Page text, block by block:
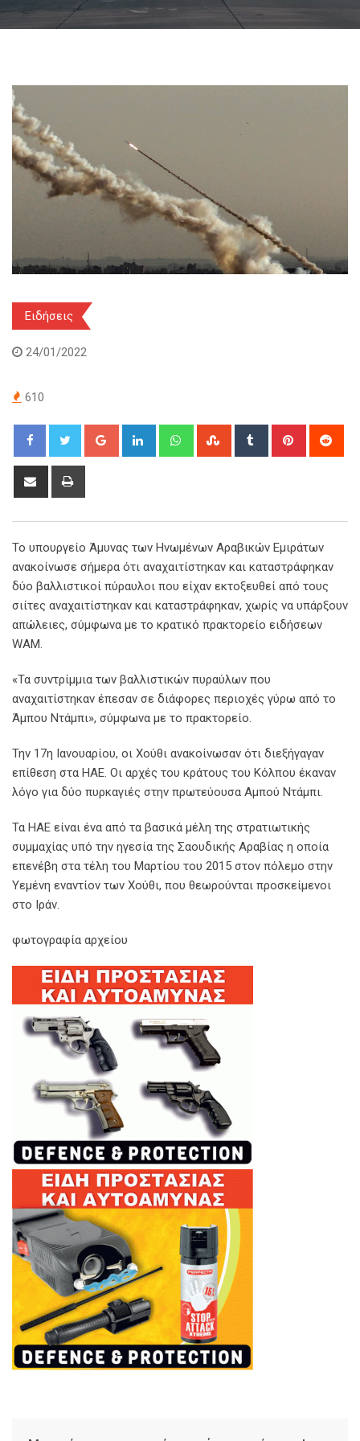
Ειδήσεις
24/01/2022
610
Google+ LinkedIn WhatsappStumbleUpon
Tumblr Pinterest
Share
Το υπουργείο Άμυνας των Ηνωμένων Αραβικών Εμιράτων
ανακοίνωσε σήμερα ότι αναχαιτίστηκαν και καταστράφηκαν
δύο βαλλιστικοί πύραυλοι που είχαν εκτοξευθεί από τους
σιίτες αναχαιτίστηκαν και καταστράφηκαν, χωρίς να υπάρξουν
απώλειες, σύμφωνα με το κρατικό πρακτορείο ειδήσεων
WAM.
«Τα συντρίμμια των βαλλιστικών πυραύλων που
αναχαιτίστηκαν έπεσαν σε διάφορες περιοχές γύρω από το
Άμπου Ντάμπι», σύμφωνα με το πρακτορείο.
Την 17η Ιανουαρίου, οι Χούθι ανακοίνωσαν ότι διεξήγαγαν
επίθεση στα ΗΑΕ. Οι αρχές του κράτους του Κόλπου έκαναν
λόγο για δύο πυρκαγιές στην πρωτεύουσα Αμπού Ντάμπι.
Τα ΗΑΕ είναι ένα από τα βασικά μέλη της στρατιωτικής
συμμαχίας υπό την ηγεσία της Σαουδικής Αραβίας η οποία
επενέβη στα τέλη του Μαρτίου του 2015 στον πόλεμο στην
Υεμένη εναντίον των Χούθι, που θεωρούνται προσκείμενοι
στο Ιράν.
φωτογραφία αρχείου